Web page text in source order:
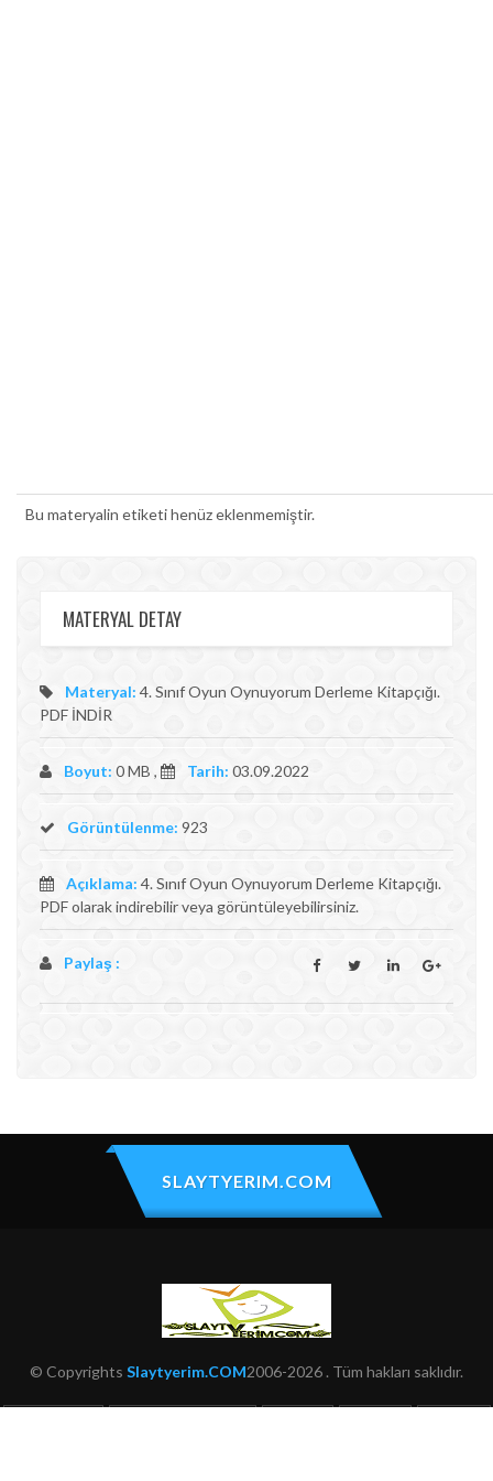
Bu materyalin etiketi henüz eklenmemiştir.
MATERYAL DETAY
Materyal: 4. Sınıf Oyun Oynuyorum Derleme Kitapçığı.
PDF İNDİR
Boyut: 0 MB , Tarih: 03.09.2022
Görüntülenme: 923
Açıklama: 4. Sınıf Oyun Oynuyorum Derleme Kitapçığı.
PDF olarak indirebilir veya görüntüleyebilirsiniz.
Paylaş :
SLAYTYERIM.COM
© Copyrights Slaytyerim.COM2006-2026 . Tüm hakları saklıdır.